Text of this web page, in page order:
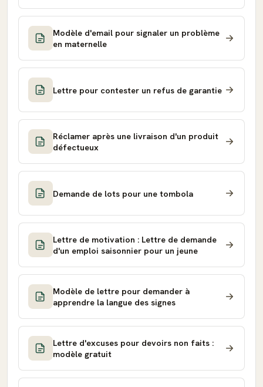
Modèle d'email pour signaler un problème
en maternelle
Lettre pour contester un refus de garantie
Réclamer après une livraison d'un produit
défectueux
Demande de lots pour une tombola
Lettre de motivation : Lettre de demande
d'un emploi saisonnier pour un jeune
Modèle de lettre pour demander à
apprendre la langue des signes
Lettre d'excuses pour devoirs non faits :
modèle gratuit